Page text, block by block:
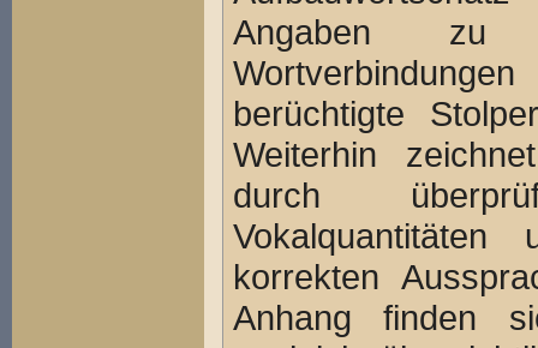
Angaben zu
berüchtigte
Weiterhin
durch
korrekten
Anhang finden